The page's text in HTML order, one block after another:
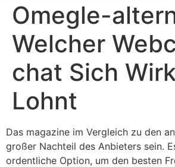
Omegle-
Welcher
chat Sich
Lohnt
Das magazine im Vergleich zu den
großer Nachteil des Anbieters sein.
ordentliche Option, um den besten